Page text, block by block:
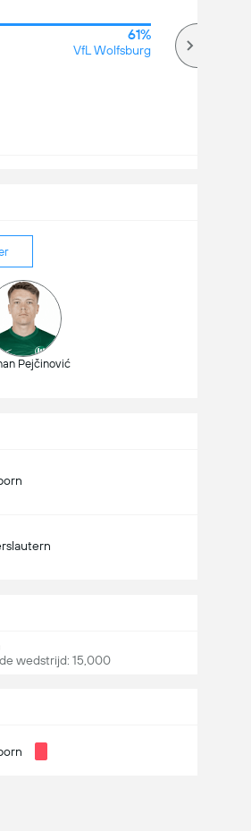
Pejčinović
wedstrijd: 15,000
61%
VfL Wolfsburg